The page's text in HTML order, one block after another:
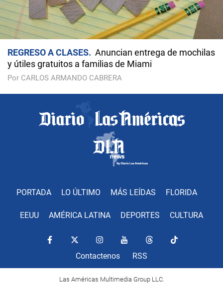
REGRESO A CLASES
Anuncian entrega de mochilas
y útiles gratuitos a familias de Miami
Por CARLOS ARMANDO CABRERA
PORTADA LO ÚLTIMO MÁS LEÍDAS FLORIDA
EEUU AMÉRICA LATINA DEPORTES CULTURA
Contactenos RSS
Las Américas Multimedia Group LLC.